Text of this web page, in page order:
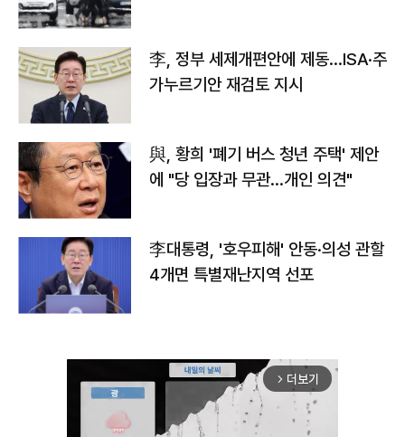
李, 정부 세제개편안에 제동…ISA·주
가누르기안 재검토 지시
與, 황희 '폐기 버스 청년 주택' 제안
에 "당 입장과 무관…개인 의견"
李대통령, '호우피해' 안동·의성 관할
4개면 특별재난지역 선포
arrow_forward_ios 더보기